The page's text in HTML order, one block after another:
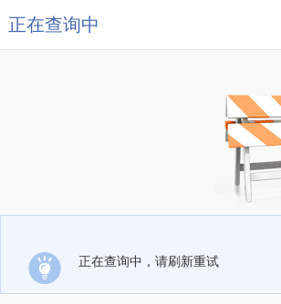
正在查询中
正在查询中，请刷新重试